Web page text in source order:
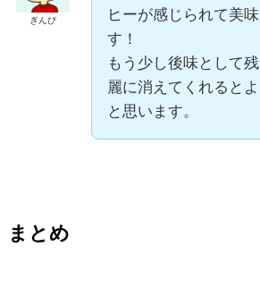
ぎんぴ
ヒーが感じられて美
す！
もう少し後味として
麗に消えてくれると
と思います。
まとめ